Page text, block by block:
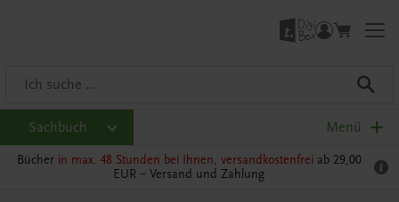
Sachbuch Menü
Bücher in max. 48 Stunden bei Ihnen, versandkostenfrei ab 29,00
EUR – Versand und Zahlung